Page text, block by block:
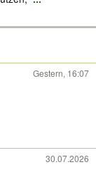
Gestern, 16:07
30.07.2026